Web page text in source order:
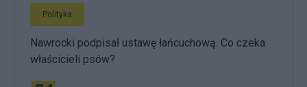
Polityka
Nawrocki podpisał ustawę łańcuchową. Co czeka
właścicieli psów?